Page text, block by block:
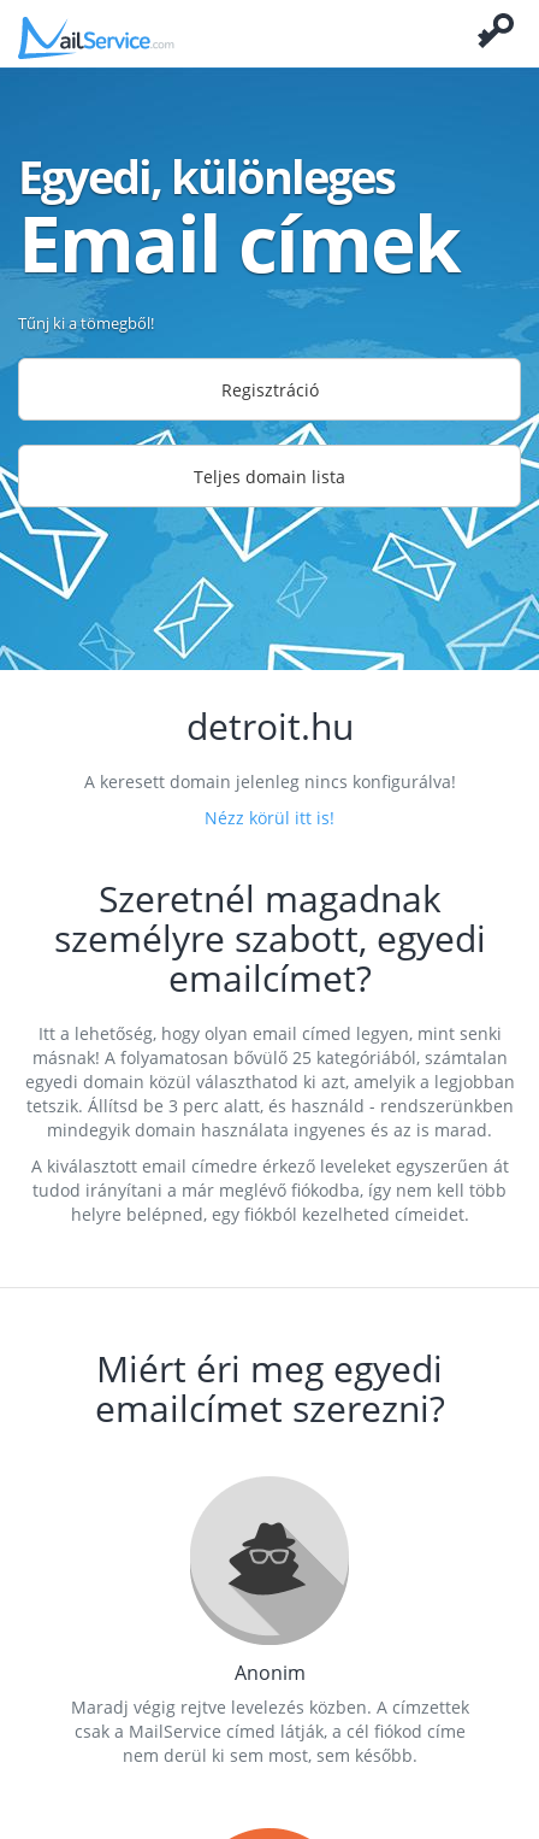
Egyedi, különleges
Email címek
Tűnj ki a tömegből!
Regisztráció
Teljes domain lista
detroit.hu
A keresett domain jelenleg nincs konfigurálva!
Nézz körül itt is!
Szeretnél magadnak
személyre szabott, egyedi
emailcímet?
Itt a lehetőség, hogy olyan email címed legyen, mint senki
másnak! A folyamatosan bővülő 25 kategóriából, számtalan
egyedi domain közül választhatod ki azt, amelyik a legjobban
tetszik. Állítsd be 3 perc alatt, és használd - rendszerünkben
mindegyik domain használata ingyenes és az is marad.
A kiválasztott email címedre érkező leveleket egyszerűen át
tudod irányítani a már meglévő fiókodba, így nem kell több
helyre belépned, egy fiókból kezelheted címeidet.
Miért éri meg egyedi
emailcímet szerezni?
Anonim
Maradj végig rejtve levelezés közben. A címzettek
csak a MailService címed látják, a cél fiókod címe
nem derül ki sem most, sem később.